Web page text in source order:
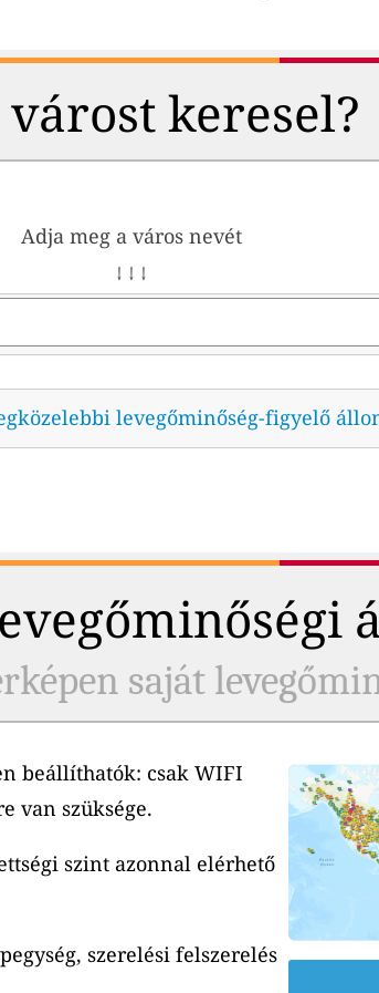
keresel?
Adja meg a város nevét
↓ ↓ ↓
levegőminőség-figyelő
saját
beállíthatók: csak WIFI
van szüksége.
szint azonnal elérhető
szerelési felszerelés